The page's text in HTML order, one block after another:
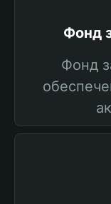
Фонд
Фонд